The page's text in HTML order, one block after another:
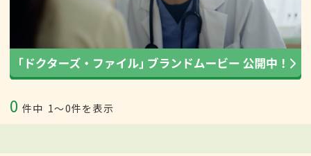
0 件中 1〜0件を表示